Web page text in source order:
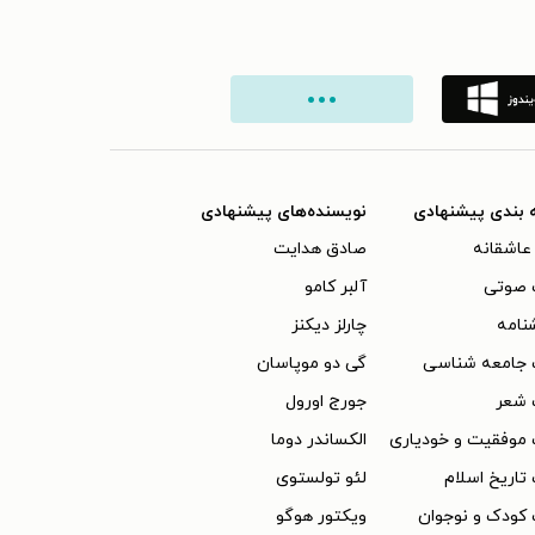
بندی پیشنهادی
صوتی
جامعه شناسی
شعر
موفقیت و خودیاری
اسلام
کودک و نوجوان
نویسنده‌های پیشنهادی
صادق هدایت
آلبر کامو
چارلز دیکنز
گی دو موپاسان
جورج اورول
الکساندر دوما
لئو تولستوی
ویکتور هوگو